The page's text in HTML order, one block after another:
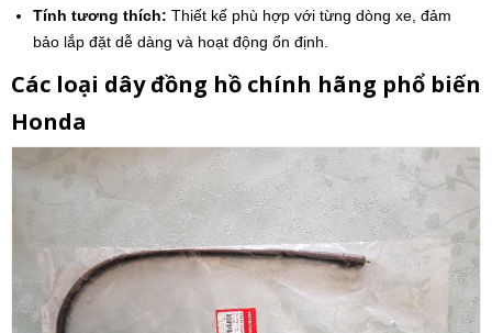
Tính tương thích: Thiết kế phù hợp với từng dòng xe, đảm
bảo lắp đặt dễ dàng và hoạt động ổn định.
Các loại dây đồng hồ chính hãng phổ biến
Honda